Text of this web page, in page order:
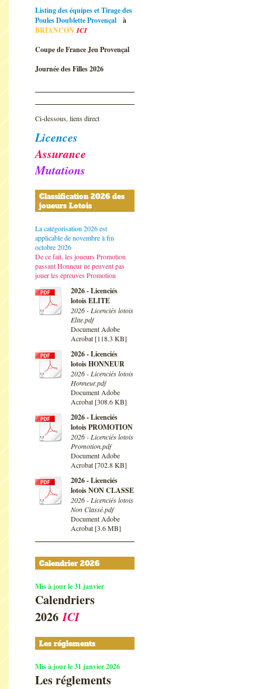
Listing des équipes et Tirage des
Poules Doublette Provençal
à
BRIANCONICI
Coupe de France Jeu Provençal
Journée des Filles 2026
Ci-dessous, liens direct
Licences
Assurance
Mutations
Classification 2026 des
joueurs Lotois
La catégorisation 2026 est
applicable de novembre à fin
octobre 2026
De ce fait, les joueurs Promotion
passant Honneur ne peuvent pas
jouer les épreuves Promotion
2026 - Licenciés
lotois ELITE
2026 - Licenciés lotois
Elite.pdf
Document Adobe
Acrobat [118.3 KB]
2026 - Licenciés
lotois HONNEUR
2026 - Licenciés lotois
Honneur.pdf
Document Adobe
Acrobat [308.6 KB]
2026 - Licenciés
lotois PROMOTION
2026 - Licenciés lotois
Promotion.pdf
Document Adobe
Acrobat [702.8 KB]
2026 - Licenciés
lotois NON CLASSE
2026 - Licenciés lotois
Non Classé.pdf
Document Adobe
Acrobat [3.6 MB]
Calendrier 2026
Mis à jour le 31 janvier
Calendriers
2026ICI
Les réglements
Mis à jour le 31 janvier 2026
Les réglements